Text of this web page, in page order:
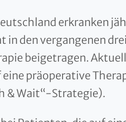
erkranken
in den vergangenen
beigetragen. Aktuell
präoperative
& Wait“-Strategie).